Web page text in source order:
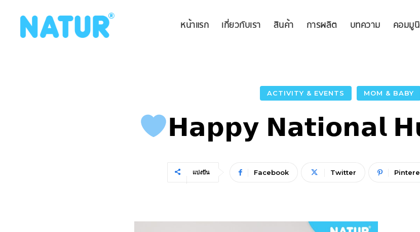
หน้าแรก เกี่ยวกับเรา สินค้า การผลิต บทความ คอมมู
ACTIVITY & EVENTS MOM & BABY
𝗛𝗮𝗽𝗽𝘆 𝗡𝗮𝘁𝗶𝗼𝗻𝗮𝗹
แบ่งปัน Facebook Twitter